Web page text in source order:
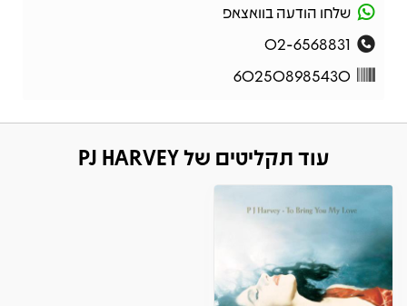
שלחו הודעה בוואצאפ
02-6568831
602508985430
עוד תקליטים של PJ HARVEY